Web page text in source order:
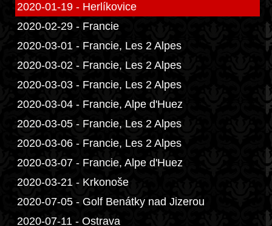
2020-01-19 - Herlíkovice
2020-02-29 - Francie
2020-03-01 - Francie, Les 2 Alpes
2020-03-02 - Francie, Les 2 Alpes
2020-03-03 - Francie, Les 2 Alpes
2020-03-04 - Francie, Alpe d'Huez
2020-03-05 - Francie, Les 2 Alpes
2020-03-06 - Francie, Les 2 Alpes
2020-03-07 - Francie, Alpe d'Huez
2020-03-21 - Krkonoše
2020-07-05 - Golf Benátky nad Jizerou
2020-07-11 - Ostrava